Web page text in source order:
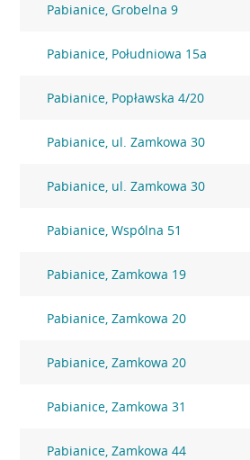
Pabianice, Grobelna 9
Pabianice, Południowa 15a
Pabianice, Popławska 4/20
Pabianice, ul. Zamkowa 30
Pabianice, ul. Zamkowa 30
Pabianice, Wspólna 51
Pabianice, Zamkowa 19
Pabianice, Zamkowa 20
Pabianice, Zamkowa 20
Pabianice, Zamkowa 31
Pabianice, Zamkowa 44